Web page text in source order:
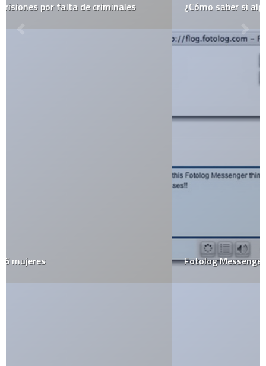
¿Cómo saber si alguien te elimina de Facebook?
Fotolog Messenger